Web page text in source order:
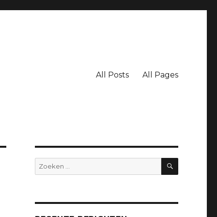
All Posts All Pages
Zoeken
naar:
ZOEKEN